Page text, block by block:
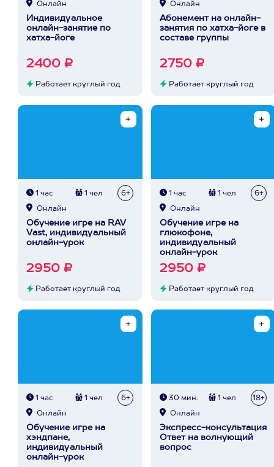
Онлайн
Индивидуальное
онлайн-занятие по
хатха-йоге
2400 ₽
Работает круглый год
Онлайн
Абонемент на онлайн-
занятия по хатха-йоге в
составе группы
2750 ₽
Работает круглый год
1 час 1 чел 6+
Онлайн
Обучение игре на RAV
Vast, индивидуальный
онлайн-урок
2950 ₽
Работает круглый год
1 час 1 чел 6+
Онлайн
Обучение игре на
глюкофоне,
индивидуальный
онлайн-урок
2950 ₽
Работает круглый год
1 час 1 чел 6+
Онлайн
Обучение игре на
хэндпане,
индивидуальный
онлайн-урок
30 мин. 1 чел 18+
Онлайн
Экспресс-консультация
Ответ на волнующий
вопрос